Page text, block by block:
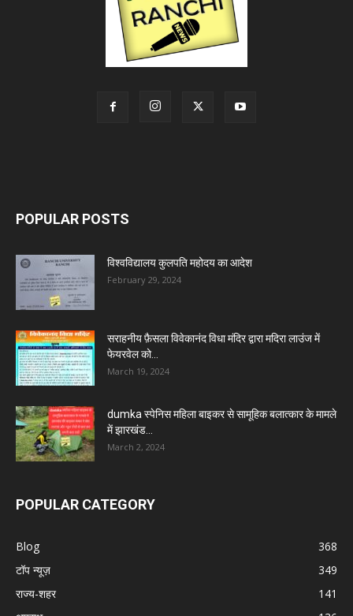
POPULAR POSTS
विश्वविद्यालय कुलपति महोदय का आदेश
February 29, 2024
सराहनीय फ़ैसला विवेकानंद विधा मंदिर द्वारा मदिरा लाउंज में
फेयरवेल को...
March 19, 2024
dumka स्पेनिस महिला बाइकर से सामूहिक बलात्कार के मामले
में झारखंड...
March 2, 2024
POPULAR CATEGORY
Blog
368
टॉप न्यूज़
349
राज्य-शहर
141